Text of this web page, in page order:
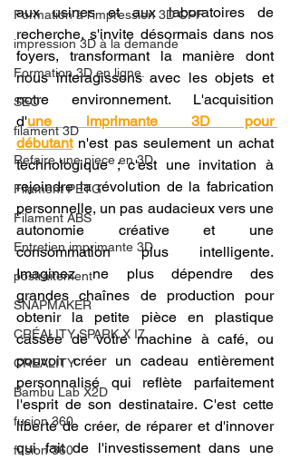
Formation à l'impression 3D CPF
impression 3D à la demande
Formation 3D en ligne.
SEO
filament 3D
Refaire une piece en 3D
Filament PETG
Filament ABS
Entretien imprimante 3D
postraitement
SNAPMAKER
CRÉALITY SPARK X I7
CREALITY
Bambu Lab X2D
fusion 360
fusion 360
aux usines et aux laboratoires de
recherche, s'invite désormais dans nos
foyers, transformant la manière dont
nous interagissons avec les objets et
notre environnement. L'acquisition
d'une imprimante 3D pour
débutant n'est pas seulement un achat
technologique ; c'est une invitation à
rejoindre la révolution de la fabrication
personnelle, un pas audacieux vers une
autonomie créative et une
consommation plus intelligente.
Imaginez ne plus dépendre des
grandes chaînes de production pour
obtenir la petite pièce en plastique
cassée de votre machine à café, ou
pouvoir créer un cadeau entièrement
personnalisé qui reflète parfaitement
l'esprit de son destinataire. C'est cette
liberté de créer, de réparer et d'innover